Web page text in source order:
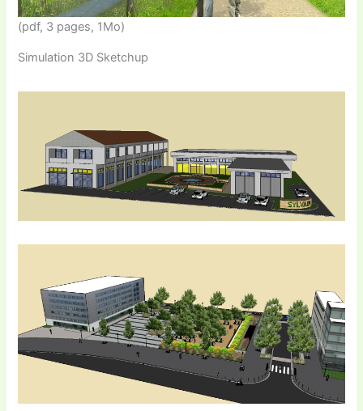
(pdf, 3 pages, 1Mo)
Simulation 3D Sketchup